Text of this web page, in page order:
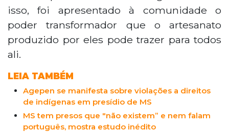
isso, foi apresentado à comunidade o
poder transformador que o artesanato
produzido por eles pode trazer para todos
ali.
LEIA TAMBÉM
Agepen se manifesta sobre violações a direitos
de indígenas em presídio de MS
MS tem presos que "não existem” e nem falam
português, mostra estudo inédito